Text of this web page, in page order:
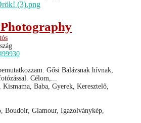
Gősi Balázsnak hívnak,
Célom,...
Kismama, Baba, Gyerek, Keresztelő,
Glamour, Igazolványkép,